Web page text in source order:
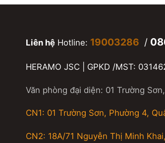
Liên hệ Hotline: 19003286 /
HERAMO JSC | GPKD /MST:
Văn phòng đại diện: 01 Trường
CN1: 01 Trường Sơn, Phường 4,
CN2: 18A/71 Nguyễn Thị Minh